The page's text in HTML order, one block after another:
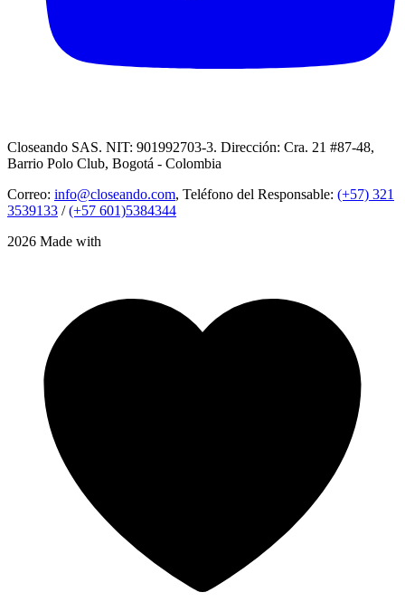
Closeando SAS. NIT: 901992703-3. Dirección: Cra. 21 #87-48,
Barrio Polo Club, Bogotá - Colombia
Correo: info@closeando.com, Teléfono del Responsable: (+57) 321
3539133 /(+57 601)5384344
2026 Made with